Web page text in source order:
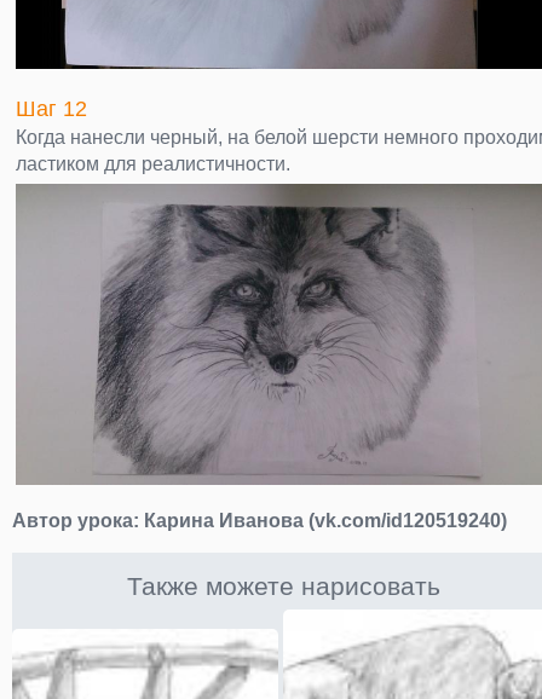
Шаг 12
Когда нанесли черный, на белой шерсти немного
ластиком для реалистичности.
Автор урока: Карина Иванова (vk.com/id120519240)
Также можете нарисовать